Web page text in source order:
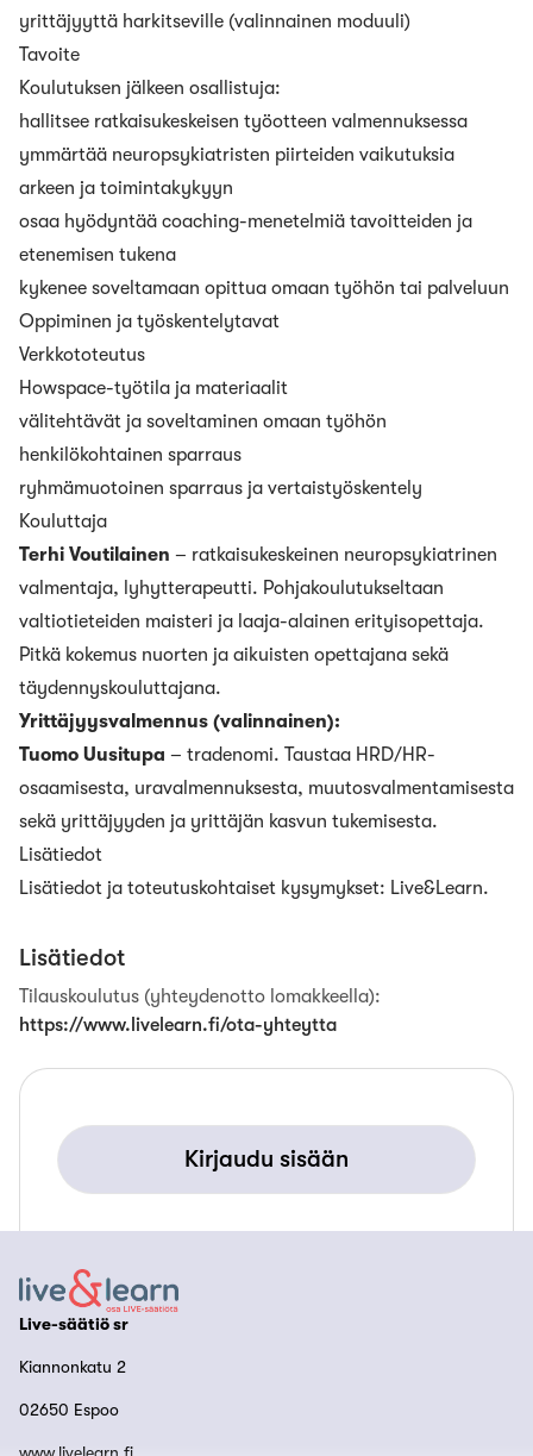
yrittäjyyttä harkitseville (valinnainen moduuli)
Tavoite
Koulutuksen jälkeen osallistuja:
hallitsee ratkaisukeskeisen työotteen valmennuksessa
ymmärtää neuropsykiatristen piirteiden vaikutuksia
arkeen ja toimintakykyyn
osaa hyödyntää coaching-menetelmiä tavoitteiden ja
etenemisen tukena
kykenee soveltamaan opittua omaan työhön tai palveluun
Oppiminen ja työskentelytavat
Verkkototeutus
Howspace-työtila ja materiaalit
välitehtävät ja soveltaminen omaan työhön
henkilökohtainen sparraus
ryhmämuotoinen sparraus ja vertaistyöskentely
Kouluttaja
Terhi Voutilainen – ratkaisukeskeinen neuropsykiatrinen
valmentaja, lyhytterapeutti. Pohjakoulutukseltaan
valtiotieteiden maisteri ja laaja-alainen erityisopettaja.
Pitkä kokemus nuorten ja aikuisten opettajana sekä
täydennyskouluttajana.
Yrittäjyysvalmennus (valinnainen):
Tuomo Uusitupa – tradenomi. Taustaa HRD/HR-
osaamisesta, uravalmennuksesta, muutosvalmentamisesta
sekä yrittäjyyden ja yrittäjän kasvun tukemisesta.
Lisätiedot
Lisätiedot ja toteutuskohtaiset kysymykset: Live&Learn.
Lisätiedot
Tilauskoulutus (yhteydenotto lomakkeella):
https://www.livelearn.fi/ota-yhteytta
Kirjaudu sisään
Live-säätiö sr
Kiannonkatu 2
02650 Espoo